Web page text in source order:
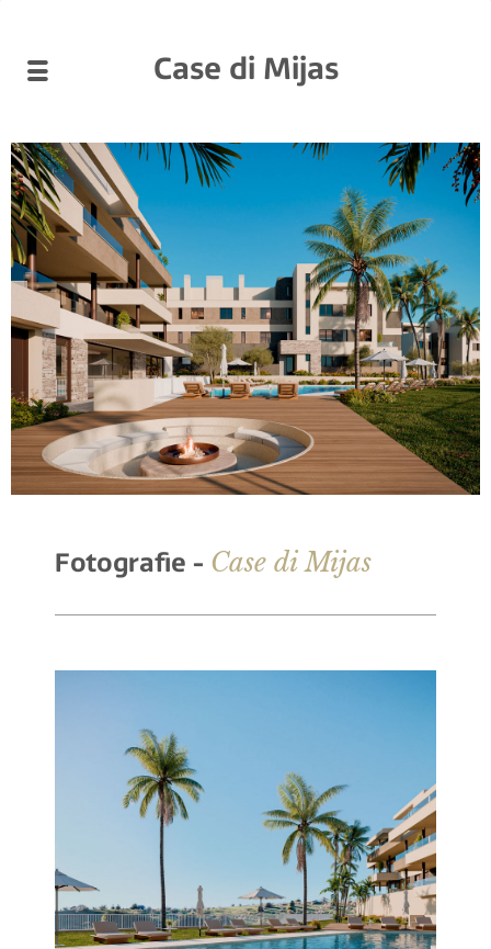
Case di Mijas
Fotografie - Case di Mijas